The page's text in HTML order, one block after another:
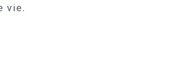
vie.